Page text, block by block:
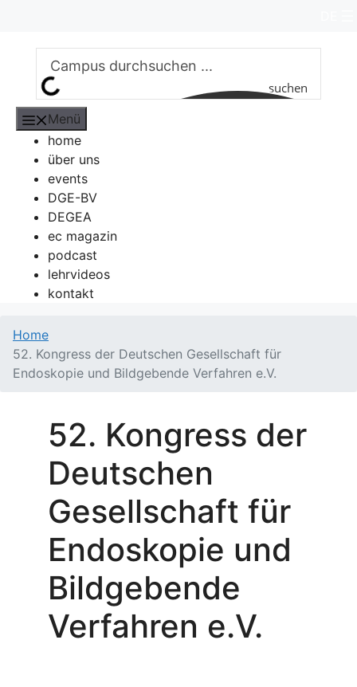
springen
suchen
Menü
home
über uns
events
DGE-BV
DEGEA
ec magazin
podcast
lehrvideos
kontakt
Home
52. Kongress der Deutschen Gesellschaft für
Endoskopie und Bildgebende Verfahren e.V.
52. Kongress der
Deutschen
Gesellschaft für
Endoskopie und
Bildgebende
Verfahren e.V.